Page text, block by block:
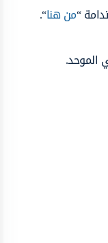
“من هنا“.
الموحد.